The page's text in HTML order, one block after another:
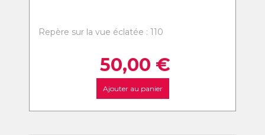
Repère sur la vue éclatée : 110
50,00 €
Ajouter au panier